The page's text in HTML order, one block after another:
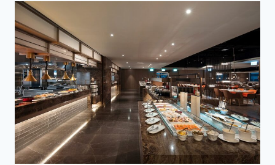
節
親
節！
台
北
文
華
東
方
酒